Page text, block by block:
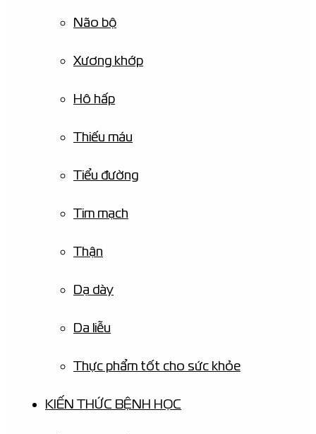
Não bộ
Xương khớp
Hô hấp
Thiếu máu
Tiểu đường
Tim mạch
Thận
Dạ dày
Da liễu
Thực phẩm tốt cho sức khỏe
KIẾN THỨC BỆNH HỌC